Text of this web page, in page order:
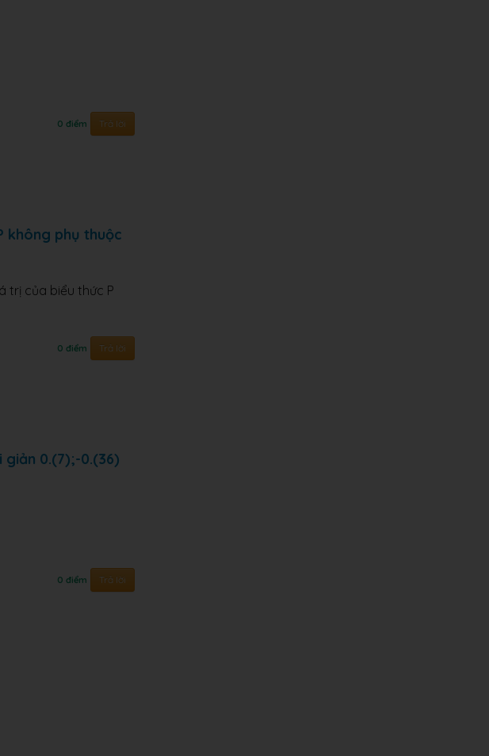
0 điểm Trả lời
không phụ thuộc
trị của biểu thức P
0 điểm Trả lời
0.(7);-0.(36)
0 điểm Trả lời